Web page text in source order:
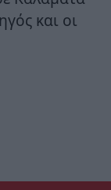
και οι